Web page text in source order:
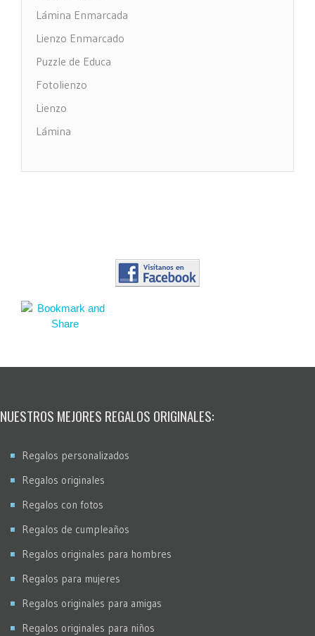
Lámina Enmarcada
Lienzo Enmarcado
Puzzle de Educa
Fotolienzo
Lienzo
Lámina
NUESTROS MEJORES REGALOS ORIGINALES:
Regalos personalizados
Regalos originales
Regalos con fotos
Regalos de cumpleaños
Regalos originales para hombres
Regalos para mujeres
Regalos originales para amigas
Regalos originales para niños